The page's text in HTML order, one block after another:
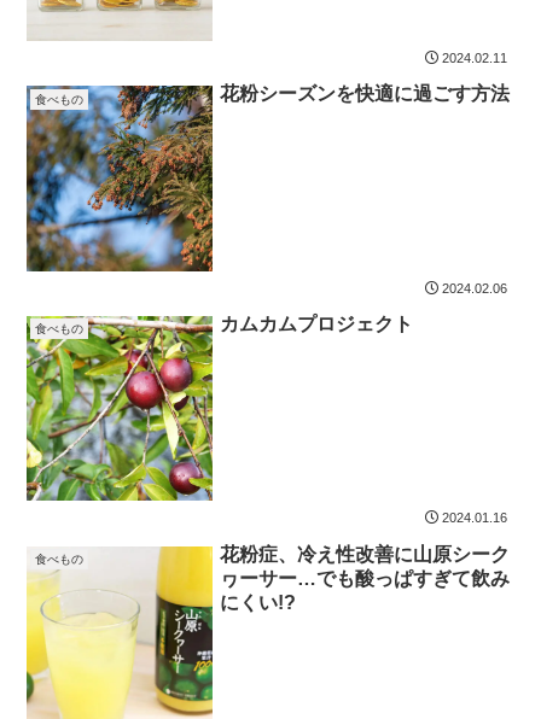
2024.02.11
食べもの 花粉シーズンを快適に過ごす方法
2024.02.06
食べもの カムカムプロジェクト
2024.01.16
食べもの
花粉症、冷え性改善に山原シーク
ヮーサー…でも酸っぱすぎて飲み
にくい!?